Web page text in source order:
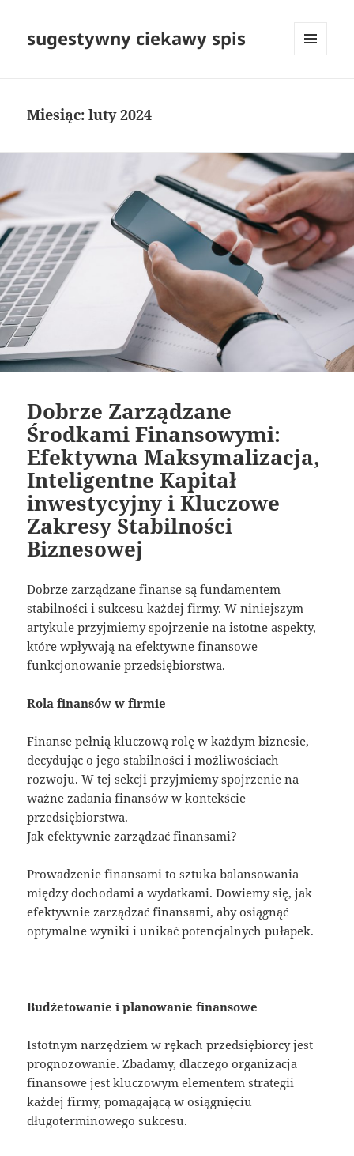
sugestywny ciekawy spis
Miesiąc:luty 2024
Dobrze Zarządzane
Środkami Finansowymi:
Efektywna Maksymalizacja,
Inteligentne Kapitał
inwestycyjny i Kluczowe
Zakresy Stabilności
Biznesowej
Dobrze zarządzane finanse są fundamentem
stabilności i sukcesu każdej firmy. W niniejszym
artykule przyjmiemy spojrzenie na istotne aspekty,
które wpływają na efektywne finansowe
funkcjonowanie przedsiębiorstwa.
Rola finansów w firmie
Finanse pełnią kluczową rolę w każdym biznesie,
decydując o jego stabilności i możliwościach
rozwoju. W tej sekcji przyjmiemy spojrzenie na
ważne zadania finansów w kontekście
przedsiębiorstwa.
Jak efektywnie zarządzać finansami?
Prowadzenie finansami to sztuka balansowania
między dochodami a wydatkami. Dowiemy się, jak
efektywnie zarządzać finansami, aby osiągnąć
optymalne wyniki i unikać potencjalnych pułapek.
Budżetowanie i planowanie finansowe
Istotnym narzędziem w rękach przedsiębiorcy jest
prognozowanie. Zbadamy, dlaczego organizacja
finansowe jest kluczowym elementem strategii
każdej firmy, pomagającą w osiągnięciu
długoterminowego sukcesu.